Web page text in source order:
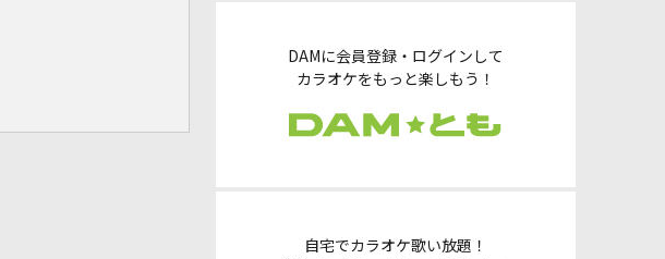
DAMに会員登録・ログインして
カラオケをもっと楽しもう！
自宅でカラオケ歌い放題！